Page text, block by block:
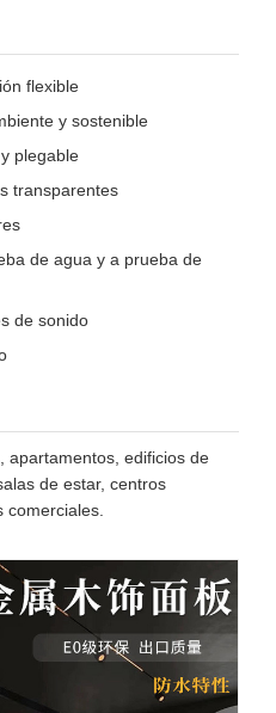
flexible
y sostenible
plegable
transparentes
de agua y a prueba de
de sonido
apartamentos, edificios de
de estar, centros
comerciales.